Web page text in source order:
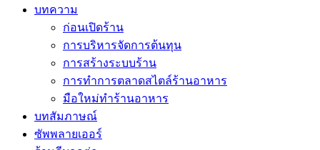
บทความ
ก่อนเปิดร้าน
การบริหารจัดการต้นทุน
การสร้างระบบร้าน
การทำการตลาดสไตล์ร้านอาหาร
มือใหม่ทำร้านอาหาร
บทสัมภาษณ์
ซัพพลายเออร์